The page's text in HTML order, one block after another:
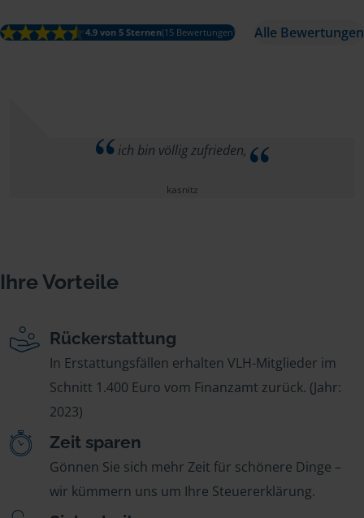
4.9 von 5 Sternen(15 Bewertungen) Alle Bewertungen
ich bin völlig zufrieden,
kasnitz
Ihre Vorteile
Rückerstattung
In Erstattungsfällen erhalten VLH-Mitglieder im
Schnitt 1.400 Euro vom Finanzamt zurück. (Jahr:
2023)
Zeit sparen
Gönnen Sie sich mehr Zeit für schönere Dinge –
wir kümmern uns um Ihre Steuererklärung.